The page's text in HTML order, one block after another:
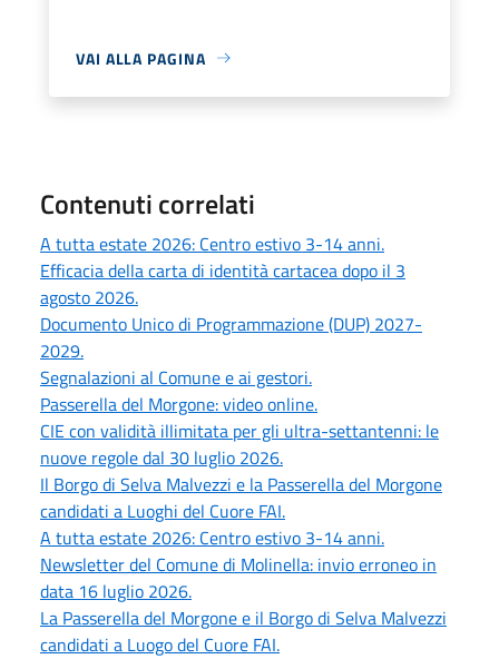
VAI ALLA PAGINA
Contenuti correlati
A tutta estate 2026: Centro estivo 3-14 anni.
Efficacia della carta di identità cartacea dopo il 3
agosto 2026.
Documento Unico di Programmazione (DUP) 2027-
2029.
Segnalazioni al Comune e ai gestori.
Passerella del Morgone: video online.
CIE con validità illimitata per gli ultra-settantenni: le
nuove regole dal 30 luglio 2026.
Il Borgo di Selva Malvezzi e la Passerella del Morgone
candidati a Luoghi del Cuore FAI.
A tutta estate 2026: Centro estivo 3-14 anni.
Newsletter del Comune di Molinella: invio erroneo in
data 16 luglio 2026.
La Passerella del Morgone e il Borgo di Selva Malvezzi
candidati a Luogo del Cuore FAI.